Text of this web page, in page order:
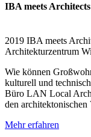
IBA meets
2019 IBA meets
Architekturzentrum
Wie können
kulturell und
Büro LAN Local
den architektonischen
Mehr erfahren